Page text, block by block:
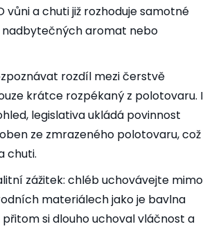
vůni a chuti již rozhoduje samotné
aromat nebo
rozdíl mezi čerstvě
krátce rozpékaný z polotovaru. I
legislativa ukládá povinnost
ze zmrazeného polotovaru, což
chuti.
zážitek: chléb uchovávejte mimo
materiálech jako je bavlna
si dlouho uchoval vláčnost a